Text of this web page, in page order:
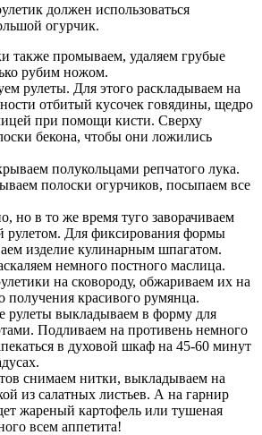
должен использоваться
огурчик.
также промываем, удаляем грубые
рубим ножом.
рулеты. Для этого раскладываем на
отбитый кусочек говядины, щедро
при помощи кисти. Сверху
бекона, чтобы они ложились
полукольцами репчатого лука.
полоски огурчиков, посыпаем все
но в то же время туго заворачиваем
рулетом. Для фиксирования формы
изделие кулинарным шпагатом.
немного постного маслица.
на сковороду, обжариваем их на
получения красивого румянца.
рулеты выкладываем в форму для
Подливаем на противень немного
в духовой шкаф на 45-60 минут
снимаем нитки, выкладываем на
из салатных листьев. А на гарнир
жареный картофель или тушеная
всем аппетита!